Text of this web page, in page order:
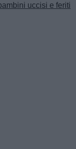
uccisi e feriti